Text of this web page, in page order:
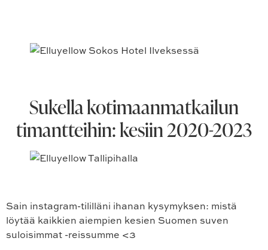
Sukella kotimaanmatkailun
timantteihin: kesiin 2020-2023
Sain instagram-tililläni ihanan kysymyksen: mistä
löytää kaikkien aiempien kesien Suomen suven
suloisimmat -reissumme <3